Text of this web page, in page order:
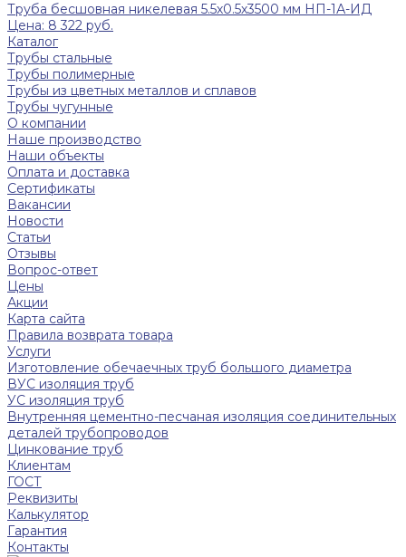
Труба бесшовная никелевая 5.5х0.5х3500 мм НП-1А-ИД
Цена: 8 322 руб.
Каталог
Трубы стальные
Трубы полимерные
Трубы из цветных металлов и сплавов
Трубы чугунные
О компании
Наше производство
Наши объекты
Оплата и доставка
Сертификаты
Вакансии
Новости
Статьи
Отзывы
Вопрос-ответ
Цены
Акции
Карта сайта
Правила возврата товара
Услуги
Изготовление обечаечных труб большого диаметра
ВУС изоляция труб
УС изоляция труб
Внутренняя цементно-песчаная изоляция соединительных
деталей трубопроводов
Цинкование труб
Клиентам
ГОСТ
Реквизиты
Калькулятор
Гарантия
Контакты